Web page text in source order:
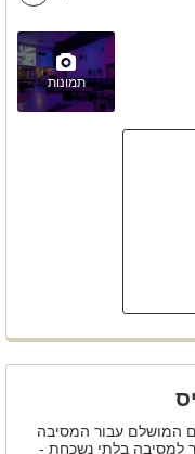
תמונות
המושלם עבור המסיבה
למסיבה בלתי נשכחת -